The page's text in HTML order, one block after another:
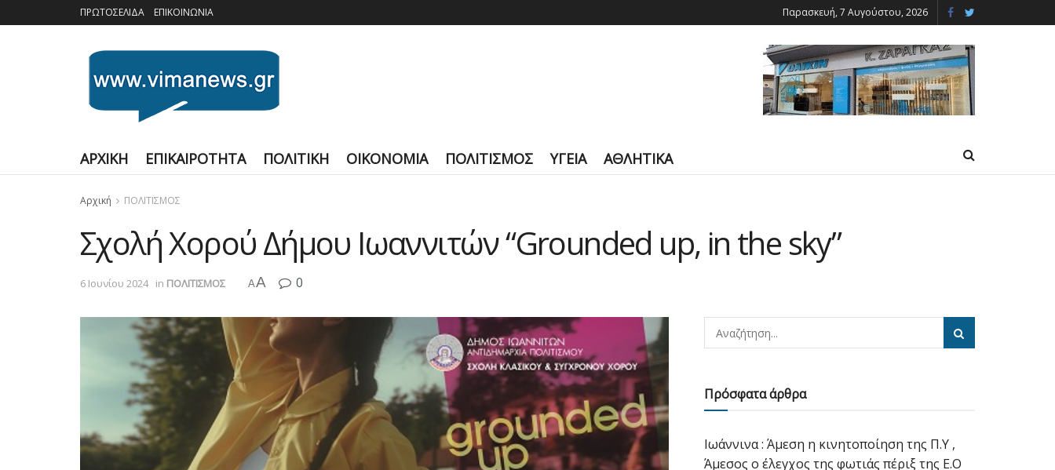
ΠΡΩΤΟΣΕΛΙΔΑ ΕΠΙΚΟΙΝΩΝΙΑ Παρασκευή, 7 Αυγούστου, 2026
ΑΡΧΙΚΗ ΕΠΙΚΑΙΡΟΤΗΤΑ ΠΟΛΙΤΙΚΗ ΟΙΚΟΝΟΜΙΑ ΠΟΛΙΤΙΣΜΟΣ ΥΓΕΙΑ ΑΘΛΗΤΙΚΑ
Αρχική ΠΟΛΙΤΙΣΜΟΣ
Σχολή Χορού Δήμου Ιωαννιτών “Grounded up, in the sky”
6 Ιουνίου 2024 in ΠΟΛΙΤΙΣΜΟΣ AA 0
Πρόσφατα άρθρα
Ιωάννινα : Άμεση η κινητοποίηση της Π.Υ ,
Άμεσος ο έλεγχος της φωτιάς πέριξ της Ε.Ο